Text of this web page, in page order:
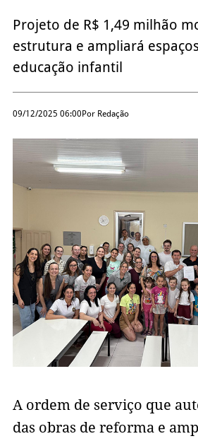
Projeto de R$ 1,49 milhão
estrutura e ampliará
educação infantil
09/12/2025 06:00Por Redação
A ordem de serviço que
das obras de reforma e